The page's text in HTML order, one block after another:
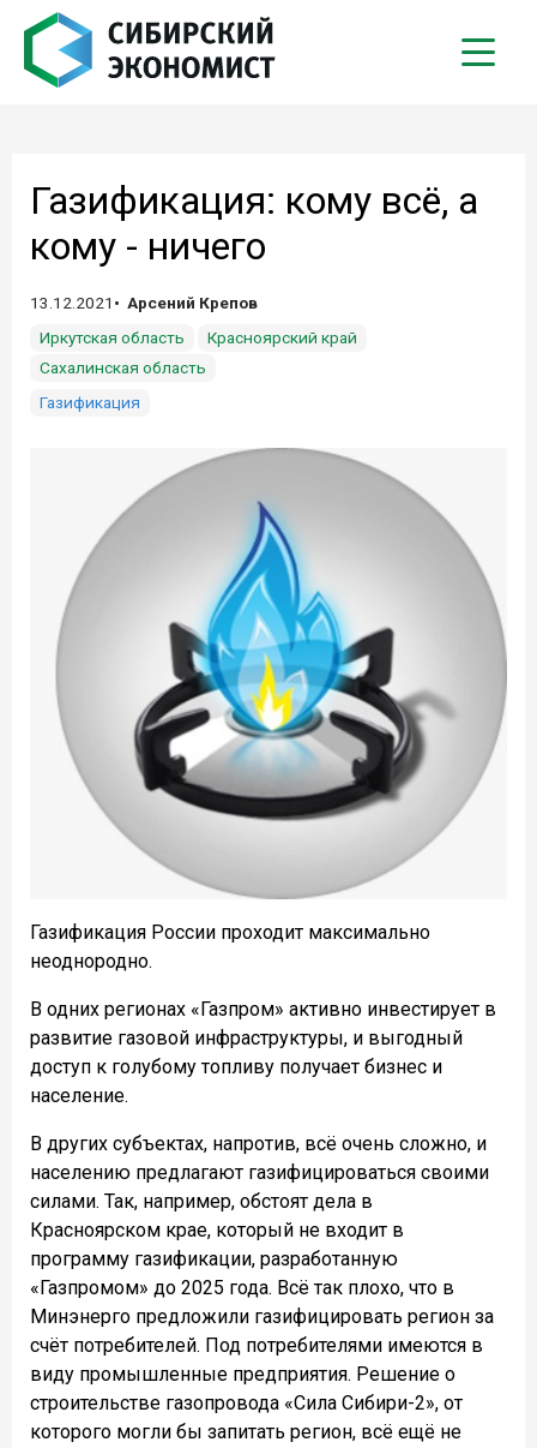
Газификация: кому всё, а
кому - ничего
13.12.2021
Арсений Крепов
Иркутская область
Красноярский край
Сахалинская область
Газификация
Газификация России проходит максимально
неоднородно.
В одних регионах «Газпром» активно инвестирует в
развитие газовой инфраструктуры, и выгодный
доступ к голубому топливу получает бизнес и
население.
В других субъектах, напротив, всё очень сложно, и
населению предлагают газифицироваться своими
силами. Так, например, обстоят дела в
Красноярском крае, который не входит в
программу газификации, разработанную
«Газпромом» до 2025 года. Всё так плохо, что в
Минэнерго предложили газифицировать регион за
счёт потребителей. Под потребителями имеются в
виду промышленные предприятия. Решение о
строительстве газопровода «Сила Сибири-2», от
которого могли бы запитать регион, всё ещё не